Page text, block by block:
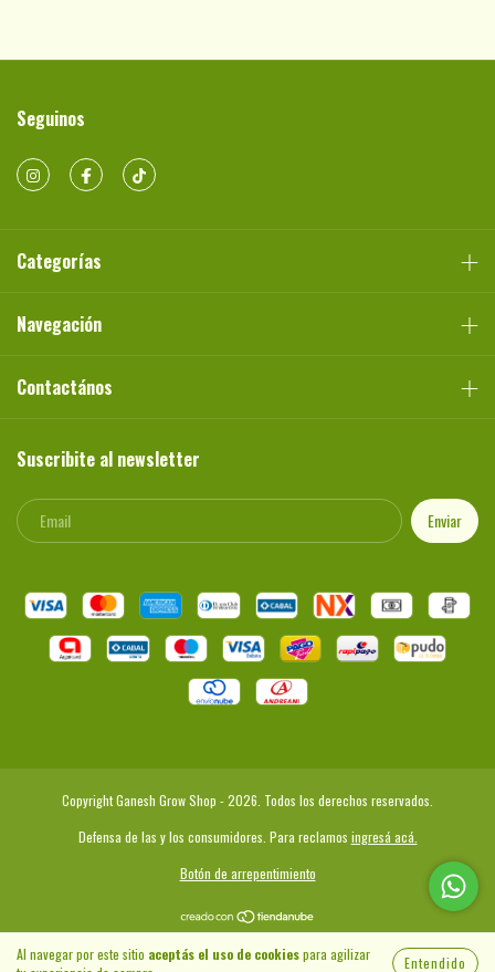
Al navegar por este sitio aceptás el uso de cookiespara agilizar
Entendido
Seguinos
Categorías
Navegación
Contactános
Suscribite al newsletter
Copyright Ganesh Grow Shop - 2026. Todos los derechos reservados.
Defensa de las y los consumidores. Para reclamos ingresá acá.
Botón de arrepentimiento